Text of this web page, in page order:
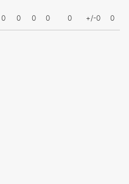
0 0 0 0 0 +/-0 0